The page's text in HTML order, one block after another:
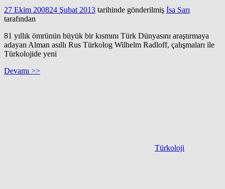
27 Ekim 200824 Şubat 2013 tarihinde gönderilmiş İsa Sarı
tarafından
81 yıllık ömrünün büyük bir kısmını Türk Dünyasını araştırmaya
adayan Alman asıllı Rus Türkolog Wilhelm Radloff, çalışmaları ile
Türkolojide yeni
Devamı >>
Türkoloji